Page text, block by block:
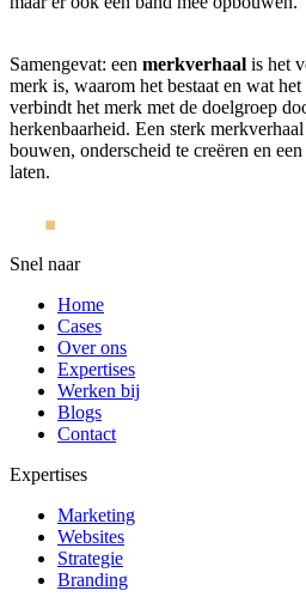
Samengevat: een merkverhaal is het
merk is, waarom het bestaat en wat
verbindt het merk met de doelgroep
herkenbaarheid. Een sterk
bouwen, onderscheid te creëren en
laten.
Snel naar
Home
Cases
Over ons
Expertises
Werken bij
Blogs
Contact
Expertises
Marketing
Websites
Strategie
Branding